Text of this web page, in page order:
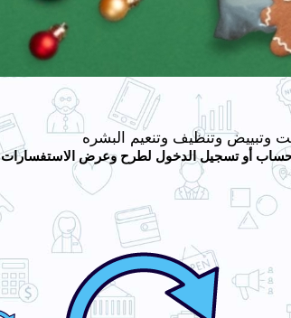
وتبييض وتنظيف وتنعيم البشره
أو تسجيل الدخول لطرح وعرض الاستفسارات